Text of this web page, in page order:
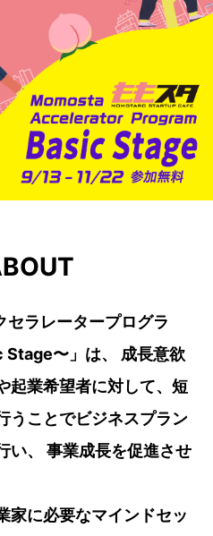
セラレータープログラ
Stage〜」は、 成長意欲
起業希望者に対して、短
うことでビジネスプラン
い、 事業成長を促進させ
家に必要なマインドセッ